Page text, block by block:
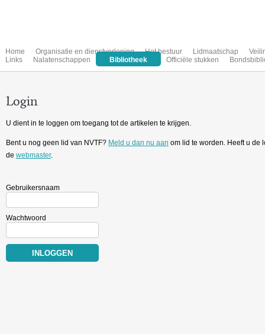
Home Organisatie en dienstverlening Het bestuur Lidmaatschap
Links
Nalatenschappen Bibliotheek Officiële stukken
Login
U dient in te loggen om toegang tot de artikelen te krijgen.
Bent u nog geen lid van NVTF? Meld u dan nu aan om lid te worden. Heeft u de
de webmaster.
Gebruikersnaam
Wachtwoord